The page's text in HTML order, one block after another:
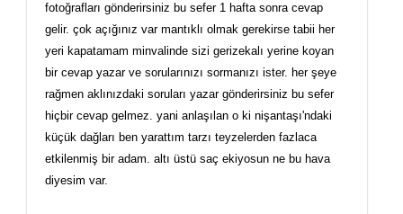
fotoğrafları gönderirsiniz bu sefer 1 hafta sonra cevap
gelir. çok açığınız var mantıklı olmak gerekirse tabii her
yeri kapatamam minvalinde sizi gerizekalı yerine koyan
bir cevap yazar ve sorularınızı sormanızı ister. her şeye
rağmen aklınızdaki soruları yazar gönderirsiniz bu sefer
hiçbir cevap gelmez. yani anlaşılan o ki nişantaşı'ndaki
küçük dağları ben yarattım tarzı teyzelerden fazlaca
etkilenmiş bir adam. altı üstü saç ekiyosun ne bu hava
diyesim var.